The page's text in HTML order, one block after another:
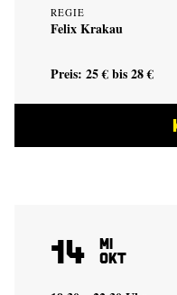
REGIE
Felix Krakau
Preis: 25 € bis 28 €
14 Mi
Okt